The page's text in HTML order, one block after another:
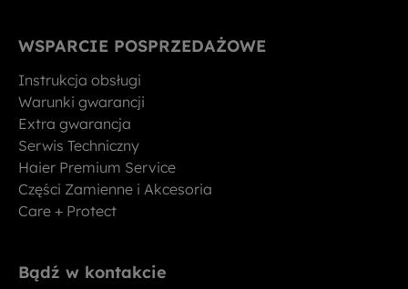
WSPARCIE POSPRZEDAŻOWE
Instrukcja obsługi
Warunki gwarancji
Extra gwarancja
Serwis Techniczny
Haier Premium Service
Części Zamienne i Akcesoria
Care + Protect
Bądź w kontakcie